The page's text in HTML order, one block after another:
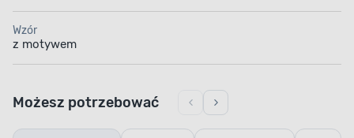
Wzór
z motywem
Możesz potrzebować